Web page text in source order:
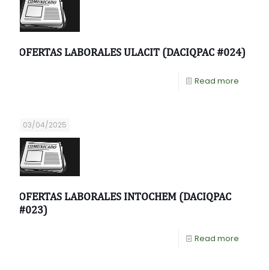
OFERTAS LABORALES ULACIT (DACIQPAC #024)
Read more
03/04/2025
OFERTAS LABORALES INTOCHEM (DACIQPAC
#023)
Read more